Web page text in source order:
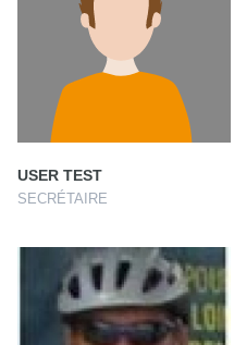
USER TEST
SECRÉTAIRE